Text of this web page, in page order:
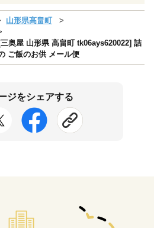
山形県高畠町
奥屋 山形県 高畠町 tk06ays620022] 詰
ご飯のお供 メール便
ジをシェアする